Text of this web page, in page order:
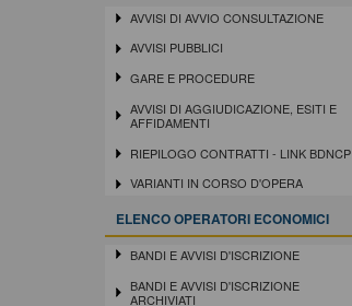
AVVISI DI AVVIO CONSULTAZIONE
AVVISI PUBBLICI
GARE E PROCEDURE
AVVISI DI AGGIUDICAZIONE, ESITI E
AFFIDAMENTI
RIEPILOGO CONTRATTI - LINK BDNCP
VARIANTI IN CORSO D'OPERA
ELENCO OPERATORI ECONOMICI
BANDI E AVVISI D'ISCRIZIONE
BANDI E AVVISI D'ISCRIZIONE
ARCHIVIATI